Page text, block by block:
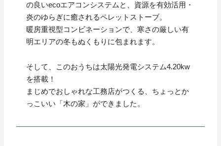
の良いecoエアコンシステムと、資源を有効活用・
炎のゆらぎに癒されるペレットストーブ。
暖房重視型コンビネーションで、寒さの厳しい有
明エリアの冬もぬくもりに包まれます。
そして、このおうちは太陽光発電システム4.20kw
を搭載！
まじめでおしゃれな工務店がつくる、ちょっとか
っこいい「木の家」ができました。